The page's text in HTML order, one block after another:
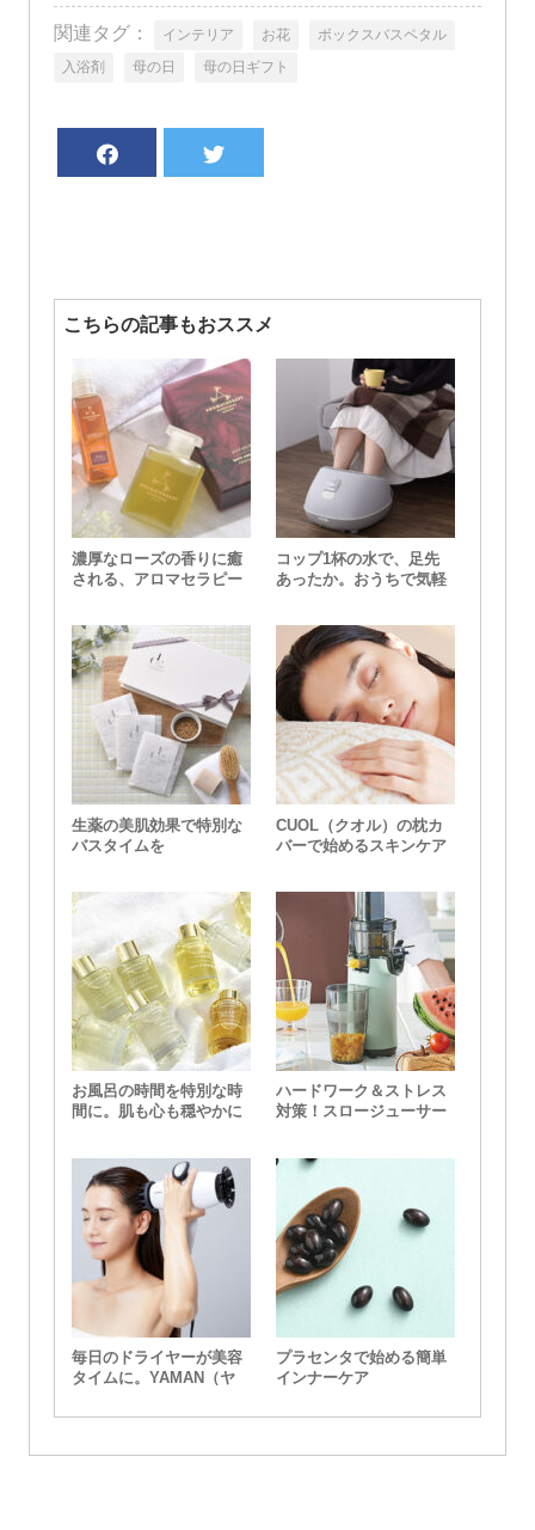
関連タグ： インテリア お花
ボックスバスペタル
入浴剤
母の日 母の日ギフト
こちらの記事もおススメ
濃厚なローズの香りに癒
される、アロマセラピー
コップ1杯の水で、足先
あったか。おうちで気軽
生薬の美肌効果で特別な
バスタイムを
CUOL（クオル）の枕カ
バーで始めるスキンケア
お風呂の時間を特別な時
間に。肌も心も穏やかに
ハードワーク＆ストレス
対策！スロージューサー
毎日のドライヤーが美容
タイムに。YAMAN（ヤ
ライヤー プロ」
プラセンタで始める簡単
インナーケア